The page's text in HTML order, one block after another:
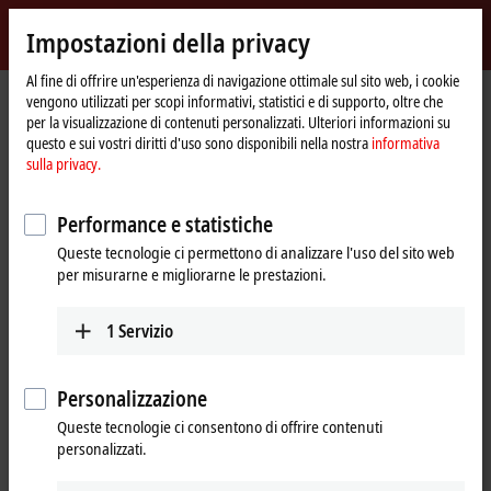
Beckhoff
-
New
Automation
Technology
Pagina
iniziale
Condizioni di utilizzo
Condizioni di utilizzo
Le informazioni sui siti web contengono esclusivamente descrizioni
generali o caratteristiche prestazionali che, nel caso applicativo
concreto, non sono sempre corrette nella forma descritta o che
Le caratteristiche prestazionali desiderate sono vincolanti solo nel caso
Note sulle documentazioni di Beckhoff
Le documentazioni sono state redatte con cura. Tuttavia i prodotti
Impostazioni della privacy
Al fine di offrire un'esperienza di navigazione ottimale sul sito web, i cookie
vengono utilizzati per scopi informativi, statistici e di supporto, oltre che
per la visualizzazione di contenuti personalizzati. Ulteriori informazioni su
questo e sui vostri diritti d'uso sono disponibili nella nostra informativa
sulla privacy.
Performance e statistiche
Queste tecnologie ci permettono di analizzare l'uso del sito web
per misurarne e migliorarne le prestazioni.
1 Servizio
Personalizzazione
Queste tecnologie ci consentono di offrire contenuti
personalizzati.